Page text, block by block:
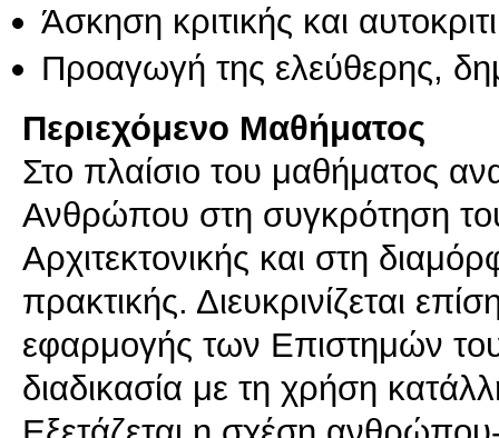
Άσκηση κριτικής και
Προαγωγή της ελεύθερης,
Περιεχόμενο Μαθήματος
Στο πλαίσιο του μαθήματος
Ανθρώπου στη συγκρότηση
Αρχιτεκτονικής και στη
πρακτικής. Διευκρινίζεται
εφαρμογής των Επιστημών
διαδικασία με τη χρήση